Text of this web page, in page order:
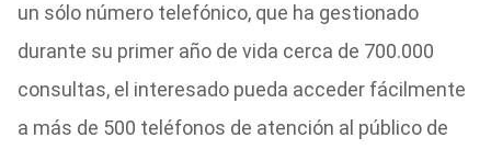
un sólo número telefónico, que ha gestionado
durante su primer año de vida cerca de 700.000
consultas, el interesado pueda acceder fácilmente
a más de 500 teléfonos de atención al público de